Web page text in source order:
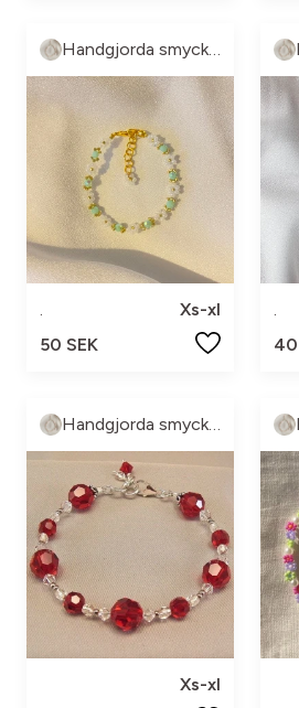
Handgjorda smycke🤍
.
Xs-xl
50 SEK
.
40
Handgjorda smycke🤍
Xs-xl